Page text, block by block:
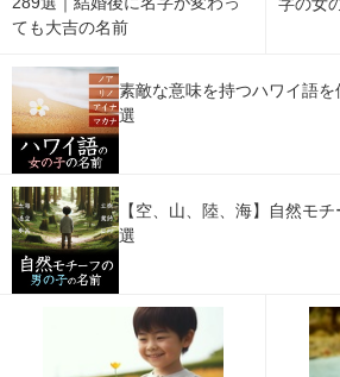
ても大吉の名前
素敵な意味を持つハワイ語
選
【空、山、陸、海】自然モ
選